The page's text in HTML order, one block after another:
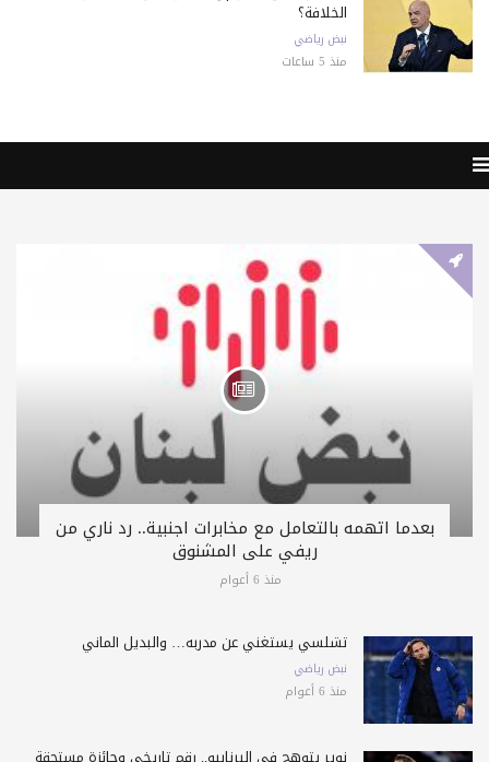
الخلافة؟
نبض رياضي
منذ 5 ساعات
بعدما اتهمه بالتعامل مع مخابرات اجنبية.. رد ناري من
ريفي على المشنوق
منذ 6 أعوام
تشلسي يستغني عن مدربه… والبديل ألماني
نبض رياضي
منذ 6 أعوام